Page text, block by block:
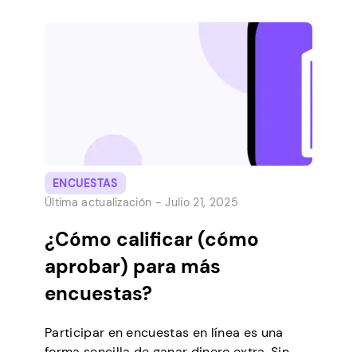
ENCUESTAS
Última actualización -Julio 21, 2025
¿Cómo calificar (cómo
aprobar) para más
encuestas?
Participar en encuestas en línea es una